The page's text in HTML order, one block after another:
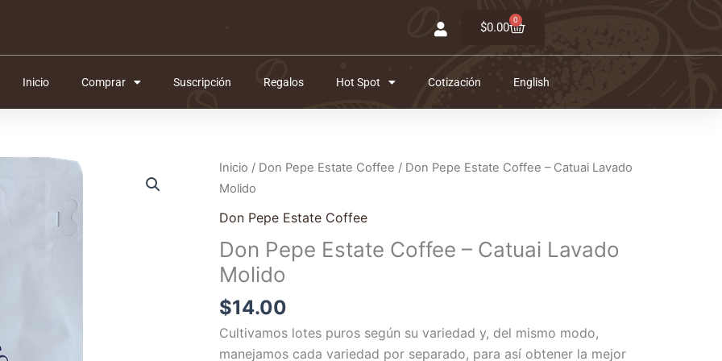
$0.00 0
Carrito
Inicio Comprar Suscripción Regalos Hot Spot Cotización English
Inicio / Don Pepe Estate Coffee / Don Pepe Estate Coffee – Catuai Lavado
Molido
Don Pepe Estate Coffee
Don Pepe Estate Coffee – Catuai Lavado
Molido
$14.00
Cultivamos lotes puros según su variedad y, del mismo modo,
manejamos cada variedad por separado, para así obtener la mejor